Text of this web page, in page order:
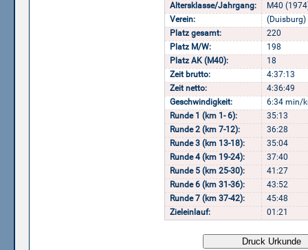
Altersklasse/Jahrgang:
M40
Verein:
(Duisburg)
Platz gesamt:
220
Platz M/W:
198
Platz AK (M40):
18
Zeit brutto:
4:37:13
Zeit netto:
4:36:49
Geschwindigkeit:
6:34 min/
Runde 1 (km 1- 6):
35:13
Runde 2 (km 7-12):
36:28
Runde 3 (km 13-18):
35:04
Runde 4 (km 19-24):
37:40
Runde 5 (km 25-30):
41:27
Runde 6 (km 31-36):
43:52
Runde 7 (km 37-42):
45:48
Zieleinlauf:
01:21